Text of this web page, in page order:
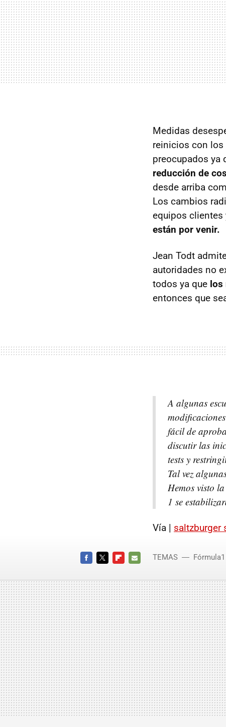
Medidas
reinicios con los
preocupados ya
reducción de
desde arriba
Los cambios
equipos clientes
están por venir.
Jean Todt
autoridades no
todos ya que los
entonces que
A algunas
fácil de
discutir las
tests y
Tal vez
Hemos visto
1 se
Vía | saltzburger
MAIL
TEMAS Fórmula1